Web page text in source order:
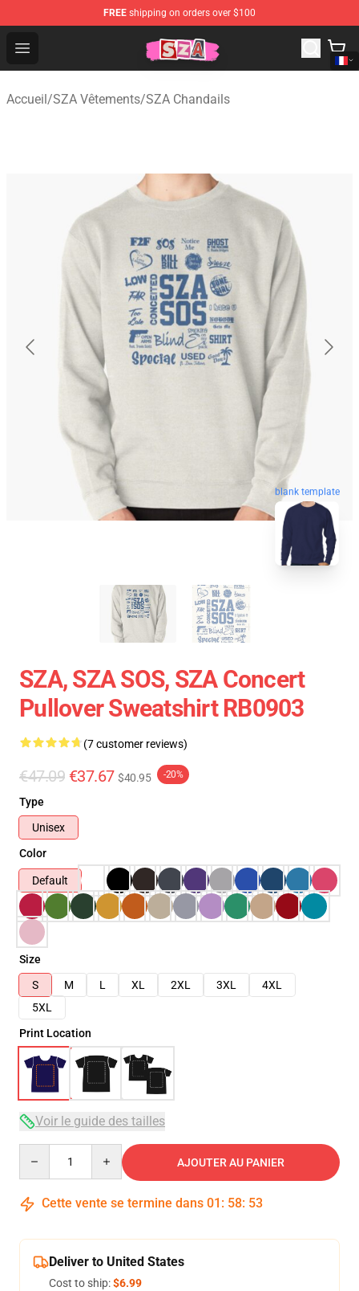
FREE shipping on orders over $100
Open menu
SZA Shop - Official SZA Merchandise Store
Accueil/SZA Vêtements/SZA Chandails
blank template
SZA, SZA SOS, SZA Concert
Pullover Sweatshirt RB0903
(7 customer reviews)
€47.09 €37.67 $40.95 -20%
Type
Unisex
Color
Default
Size
S
M L XL 2XL 3XL
4XL
5XL
Print Location
Voir le guide des tailles
AJOUTER AU PANIER
Cette vente se termine dans 01 : 58: 53
Deliver to United States
Cost to ship:$6.99